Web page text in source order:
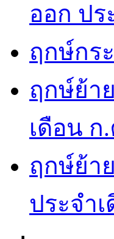
ออก ปร
ฤกษ์กร
ฤกษ์ย้า
เดือน ก
ฤกษ์ย้า
ประจำ